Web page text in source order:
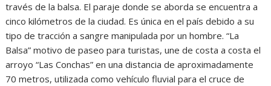
través de la balsa. El paraje donde se aborda se encuentra a
cinco kilómetros de la ciudad. Es única en el país debido a su
tipo de tracción a sangre manipulada por un hombre. “La
Balsa” motivo de paseo para turistas, une de costa a costa el
arroyo “Las Conchas” en una distancia de aproximadamente
70 metros, utilizada como vehículo fluvial para el cruce de